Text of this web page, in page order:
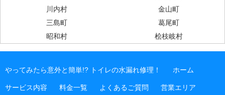
川内村
金山町
三島町
葛尾町
昭和村
桧枝岐村
やってみたら意外と簡単!? トイレの水漏れ修理！ ホーム
サービス内容 料金一覧 よくあるご質問 営業エリア